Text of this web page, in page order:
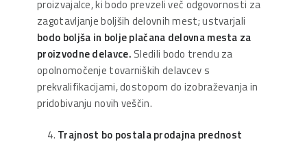
proizvajalce, ki bodo prevzeli več odgovornosti za
zagotavljanje boljših delovnih mest; ustvarjali
bodo boljša in bolje plačana delovna mesta za
proizvodne delavce. Sledili bodo trendu za
opolnomočenje tovarniških delavcev s
prekvalifikacijami, dostopom do izobraževanja in
pridobivanju novih veščin.
Trajnost bo postala prodajna prednost